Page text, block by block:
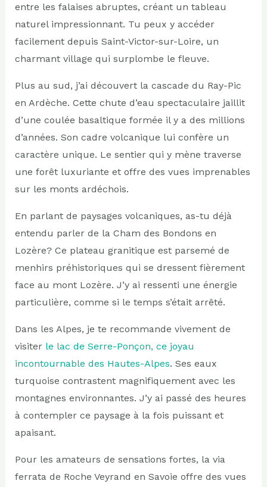
entre les falaises abruptes, créant un tableau
naturel impressionnant. Tu peux y accéder
facilement depuis Saint-Victor-sur-Loire, un
charmant village qui surplombe le fleuve.
Plus au sud, j’ai découvert la cascade du Ray-Pic
en Ardèche. Cette chute d’eau spectaculaire jaillit
d’une coulée basaltique formée il y a des millions
d’années. Son cadre volcanique lui confère un
caractère unique. Le sentier qui y mène traverse
une forêt luxuriante et offre des vues imprenables
sur les monts ardéchois.
En parlant de paysages volcaniques, as-tu déjà
entendu parler de la Cham des Bondons en
Lozère? Ce plateau granitique est parsemé de
menhirs préhistoriques qui se dressent fièrement
face au mont Lozère. J’y ai ressenti une énergie
particulière, comme si le temps s’était arrêté.
Dans les Alpes, je te recommande vivement de
visiter le lac de Serre-Ponçon, ce joyau
incontournable des Hautes-Alpes. Ses eaux
turquoise contrastent magnifiquement avec les
montagnes environnantes. J’y ai passé des heures
à contempler ce paysage à la fois puissant et
apaisant.
Pour les amateurs de sensations fortes, la via
ferrata de Roche Veyrand en Savoie offre des vues